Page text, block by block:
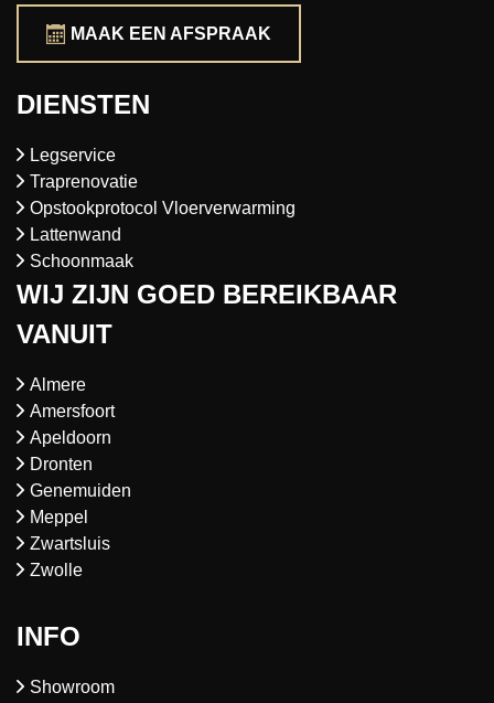
MAAK EEN AFSPRAAK
DIENSTEN
Legservice
Traprenovatie
Opstookprotocol Vloerverwarming
Lattenwand
Schoonmaak
WIJ ZIJN GOED BEREIKBAAR
VANUIT
Almere
Amersfoort
Apeldoorn
Dronten
Genemuiden
Meppel
Zwartsluis
Zwolle
INFO
Showroom